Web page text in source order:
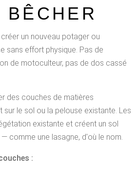
un nouveau potager ou
sans effort physique. Pas de
de motoculteur, pas de dos cassé
des couches de matières
sur le sol ou la pelouse existante. Les
existante et créent un sol
comme une lasagne, d'où le nom.
: